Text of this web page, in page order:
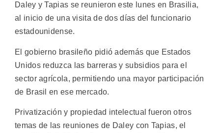
Daley y Tapias se reunieron este lunes en Brasilia,
al inicio de una visita de dos días del funcionario
estadounidense.
El gobierno brasileño pidió además que Estados
Unidos reduzca las barreras y subsidios para el
sector agrícola, permitiendo una mayor participación
de Brasil en ese mercado.
Privatización y propiedad intelectual fueron otros
temas de las reuniones de Daley con Tapias, el